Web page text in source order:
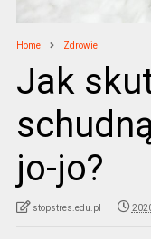
Home Zdrowie
Jak
jo-jo?
stopstres.edu.pl